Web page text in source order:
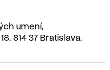
umení,
814 37 Bratislava,